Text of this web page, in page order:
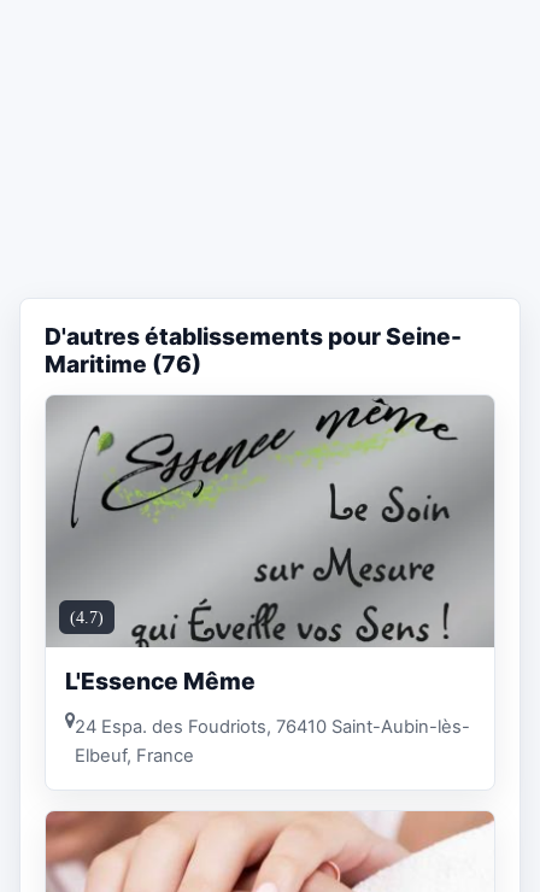
D'autres établissements pour Seine-
Maritime (76)
(4.7)
L'Essence Même
24 Espa. des Foudriots, 76410 Saint-Aubin-lès-
Elbeuf, France